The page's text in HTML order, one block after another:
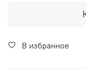
В избранное